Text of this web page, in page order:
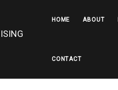
HOME ABOUT
CONTACT